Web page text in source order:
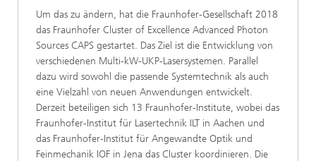
Um das zu ändern, hat die Fraunhofer-Gesellschaft 2018
das Fraunhofer Cluster of Excellence Advanced Photon
Sources CAPS gestartet. Das Ziel ist die Entwicklung von
verschiedenen Multi-kW-UKP-Lasersystemen. Parallel
dazu wird sowohl die passende Systemtechnik als auch
eine Vielzahl von neuen Anwendungen entwickelt.
Derzeit beteiligen sich 13 Fraunhofer-Institute, wobei das
Fraunhofer-Institut für Lasertechnik ILT in Aachen und
das Fraunhofer-Institut für Angewandte Optik und
Feinmechanik IOF in Jena das Cluster koordinieren. Die